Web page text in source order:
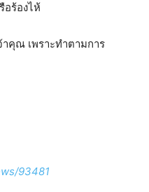
อร้องไห้
าคุณ เพราะทำตามการ
93481